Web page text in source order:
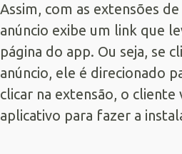
Assim, com as extensões
anúncio exibe um link que
página do app. Ou seja, se
anúncio, ele é direcionado
clicar na extensão, o cliente
aplicativo para fazer a